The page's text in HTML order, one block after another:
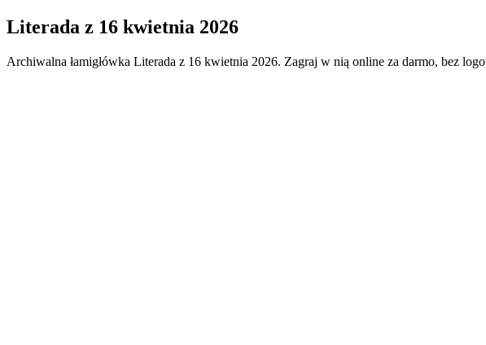
Literada z 16 kwietnia 2026
Archiwalna łamigłówka Literada z 16 kwietnia 2026. Zagraj w nią online za darmo, bez